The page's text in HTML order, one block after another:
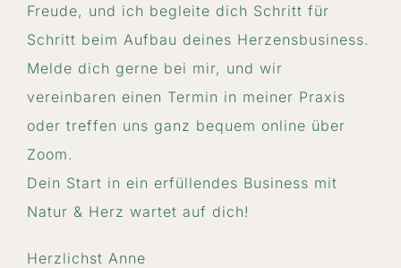
Freude, und ich begleite dich Schritt für
Schritt beim Aufbau deines Herzensbusiness.
Melde dich gerne bei mir, und wir
vereinbaren einen Termin in meiner Praxis
oder treffen uns ganz bequem online über
Zoom.
Dein Start in ein erfüllendes Business mit
Natur & Herz wartet auf dich!
Herzlichst Anne